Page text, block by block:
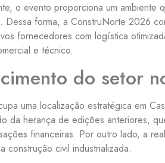
o evento proporciona um
Dessa forma, a ConstruNorte 2026
fornecedores com logística
e técnico.
do setor
uma localização estratégica em
da herança de edições anteriores,
financeiras. Por outro lado, a
construção civil industrializada.